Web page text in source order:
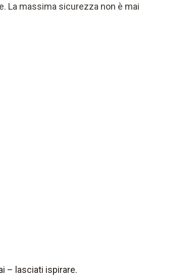
La massima sicurezza non è mai
– lasciati ispirare.